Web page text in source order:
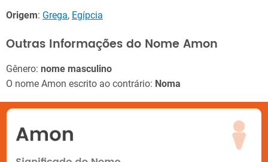
Origem: Grega, Egípcia
Outras Informações do Nome Amon
Gênero: nome masculino
O nome Amon escrito ao contrário: Noma